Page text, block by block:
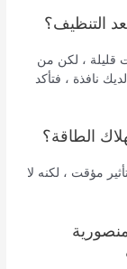
التنظيف؟
قليلة ، لكن من
كان لديك نافذة ، فتأكد
الطاقة؟
مؤقت ، لكنه لا